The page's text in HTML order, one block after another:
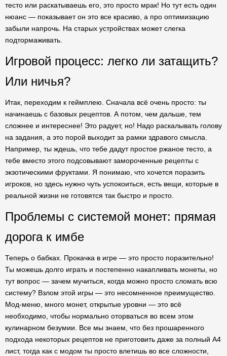
тесто или раскатываешь его, это просто мрак! Но тут есть один
нюанс — показывает он это все красиво, а про оптимизацию
забыли напрочь. На старых устройствах может слегка
подтормаживать.
Игровой процесс: легко ли затащить?
Или ничья?
Итак, переходим к геймплею. Сначала всё очень просто: ты
начинаешь с базовых рецептов. А потом, чем дальше, тем
сложнее и интереснее! Это радует, но! Надо раскалывать голову
на задания, а это порой выходит за рамки здравого смысла.
Например, ты ждешь, что тебе дадут простое ржаное тесто, а
тебе вместо этого подсовывают замороченные рецепты с
экзотическими фруктами. Я понимаю, что хочется поразить
игроков, но здесь нужно чуть успокоиться, есть вещи, которые в
реальной жизни не готовятся так быстро и просто.
Проблемы с системой монет: прямая
дорога к имбе
Теперь о бабках. Прокачка в игре — это просто поразительно!
Ты можешь долго играть и постепенно накапливать монеты, но
тут вопрос — зачем мучиться, когда можно просто сломать всю
систему? Взлом этой игры — это несомненное преимущество.
Мод-меню, много монет, открытые уровни — это всё
необходимо, чтобы нормально оторваться во всем этом
кулинарном безумии. Все мы знаем, что без прошаренного
подхода некоторых рецептов не приготовить даже за полный А4
лист, тогда как с модом ты просто влетишь во все сложности,